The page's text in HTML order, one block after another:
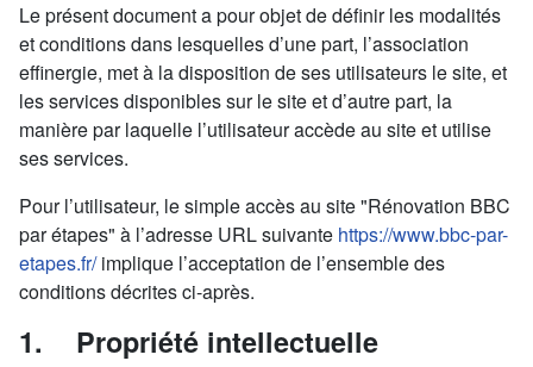
Le présent document a pour objet de définir les modalités
et conditions dans lesquelles d’une part, l’association
effinergie, met à la disposition de ses utilisateurs le site, et
les services disponibles sur le site et d’autre part, la
manière par laquelle l’utilisateur accède au site et utilise
ses services.
Pour l’utilisateur, le simple accès au site "Rénovation BBC
par étapes" à l’adresse URL suivante https://www.bbc-par-
etapes.fr/implique l’acceptation de l’ensemble des
conditions décrites ci-après.
1. Propriété intellectuelle